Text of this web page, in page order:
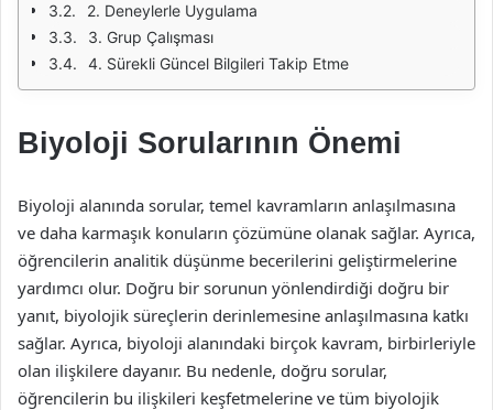
2. Deneylerle Uygulama
3. Grup Çalışması
4. Sürekli Güncel Bilgileri Takip Etme
Biyoloji Sorularının Önemi
Biyoloji alanında sorular, temel kavramların anlaşılmasına
ve daha karmaşık konuların çözümüne olanak sağlar. Ayrıca,
öğrencilerin analitik düşünme becerilerini geliştirmelerine
yardımcı olur. Doğru bir sorunun yönlendirdiği doğru bir
yanıt, biyolojik süreçlerin derinlemesine anlaşılmasına katkı
sağlar. Ayrıca, biyoloji alanındaki birçok kavram, birbirleriyle
olan ilişkilere dayanır. Bu nedenle, doğru sorular,
öğrencilerin bu ilişkileri keşfetmelerine ve tüm biyolojik